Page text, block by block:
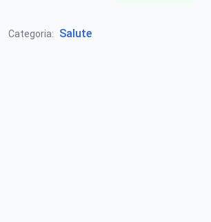
Categoria: Salute